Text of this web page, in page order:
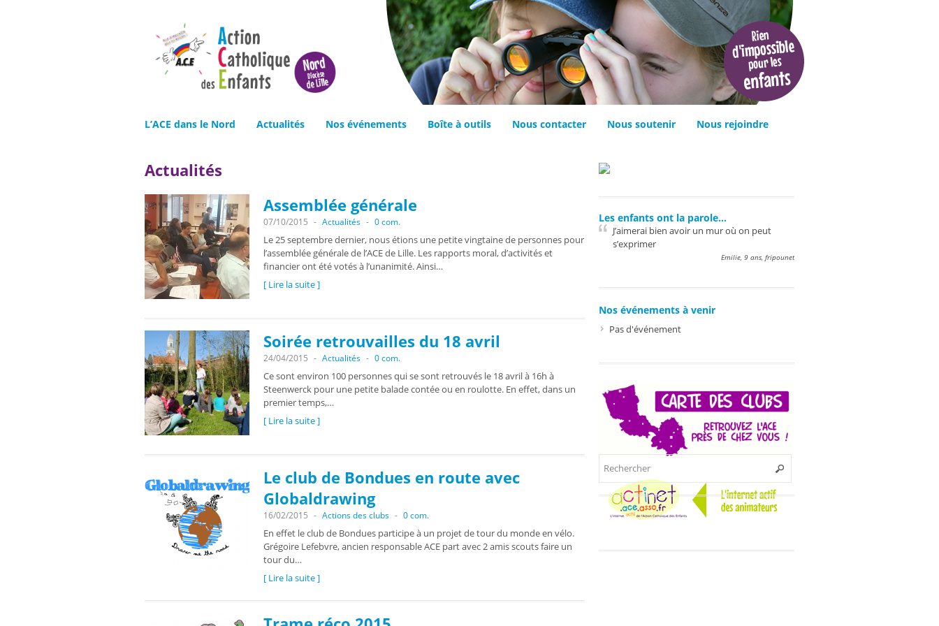
L’ACE dans le Nord Actualités Nos événements Boîte à outils Nous contacter Nous soutenir Nous rejoindre
Actualités
Assemblée générale
07/10/2015 - Actualités - 0 com.
Le 25 septembre dernier, nous étions une petite vingtaine de personnes pour
l’assemblée générale de l’ACE de Lille. Les rapports moral, d’activités et
financier ont été votés à l’unanimité. Ainsi…
[ Lire la suite ]
Soirée retrouvailles du 18 avril
24/04/2015 - Actualités - 0 com.
Ce sont environ 100 personnes qui se sont retrouvés le 18 avril à 16h à
Steenwerck pour une petite balade contée ou en roulotte. En effet, dans un
premier temps,…
[ Lire la suite ]
Le club de Bondues en route avec
Globaldrawing
16/02/2015 - Actions des clubs - 0 com.
En effet le club de Bondues participe à un projet de tour du monde en vélo.
Grégoire Lefebvre, ancien responsable ACE part avec 2 amis scouts faire un
tour du…
[ Lire la suite ]
Les enfants ont la parole…
J’aimerai bien avoir un mur où on peut
s’exprimer
Emilie, 9 ans, fripounet
Nos événements à venir
Pas d'événement